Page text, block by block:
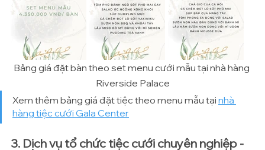
Bảng giá đặt bàn theo set menu cưới mẫu tại nhà hàng
Riverside Palace
Xem thêm bảng giá đặt tiệc theo menu mẫu tại nhà
hàng tiệc cưới Gala Center
3. Dịch vụ tổ chức tiệc cưới chuyên nghiệp -